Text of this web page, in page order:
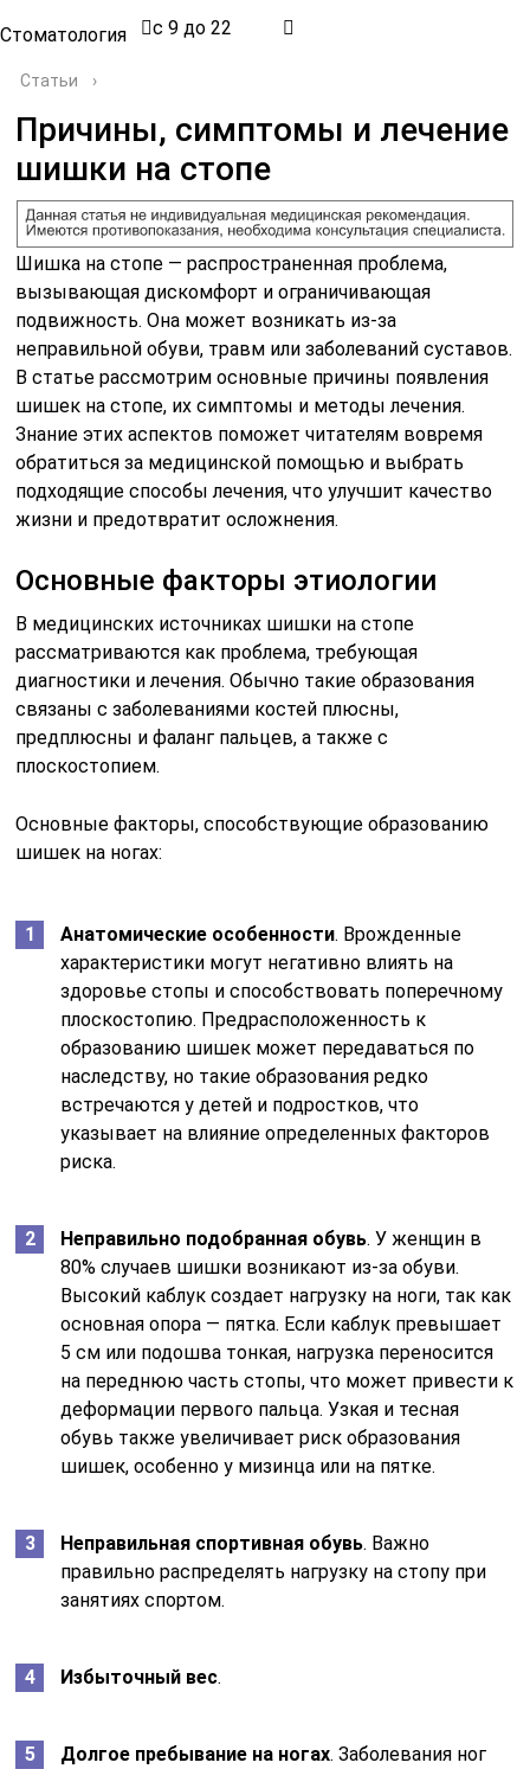
Стоматология с 9 до 22
Статьи ›
Причины, симптомы и лечение
шишки на стопе
Шишка на стопе — распространенная проблема,
вызывающая дискомфорт и ограничивающая
подвижность. Она может возникать из-за
неправильной обуви, травм или заболеваний суставов.
В статье рассмотрим основные причины появления
шишек на стопе, их симптомы и методы лечения.
Знание этих аспектов поможет читателям вовремя
обратиться за медицинской помощью и выбрать
подходящие способы лечения, что улучшит качество
жизни и предотвратит осложнения.
Основные факторы этиологии
В медицинских источниках шишки на стопе
рассматриваются как проблема, требующая
диагностики и лечения. Обычно такие образования
связаны с заболеваниями костей плюсны,
предплюсны и фаланг пальцев, а также с
плоскостопием.
Основные факторы, способствующие образованию
шишек на ногах:
Анатомические особенности. Врожденные
характеристики могут негативно влиять на
здоровье стопы и способствовать поперечному
плоскостопию. Предрасположенность к
образованию шишек может передаваться по
наследству, но такие образования редко
встречаются у детей и подростков, что
указывает на влияние определенных факторов
риска.
Неправильно подобранная обувь. У женщин в
80% случаев шишки возникают из-за обуви.
Высокий каблук создает нагрузку на ноги, так как
основная опора — пятка. Если каблук превышает
5 см или подошва тонкая, нагрузка переносится
на переднюю часть стопы, что может привести к
деформации первого пальца. Узкая и тесная
обувь также увеличивает риск образования
шишек, особенно у мизинца или на пятке.
Неправильная спортивная обувь. Важно
правильно распределять нагрузку на стопу при
занятиях спортом.
Избыточный вес.
Долгое пребывание на ногах. Заболевания ног